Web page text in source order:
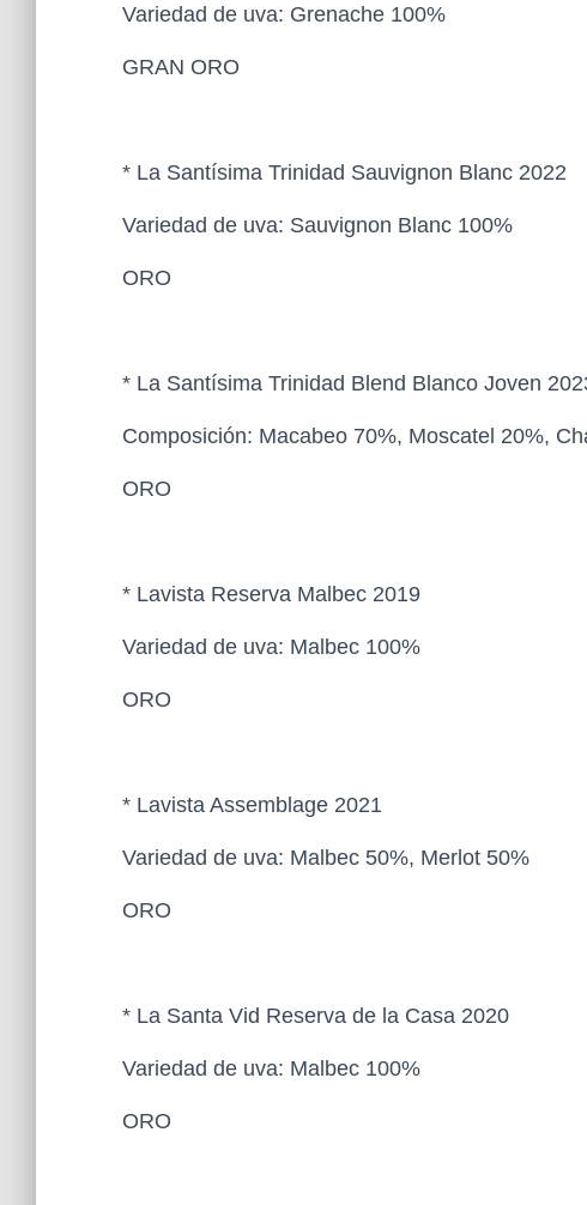
Variedad de uva: Grenache 100%
GRAN ORO
* La Santísima Trinidad Sauvignon Blanc 2022
Variedad de uva: Sauvignon Blanc 100%
ORO
* La Santísima Trinidad Blend Blanco Joven
Composición: Macabeo 70%, Moscatel 20%,
ORO
* Lavista Reserva Malbec 2019
Variedad de uva: Malbec 100%
ORO
* Lavista Assemblage 2021
Variedad de uva: Malbec 50%, Merlot 50%
ORO
* La Santa Vid Reserva de la Casa 2020
Variedad de uva: Malbec 100%
ORO